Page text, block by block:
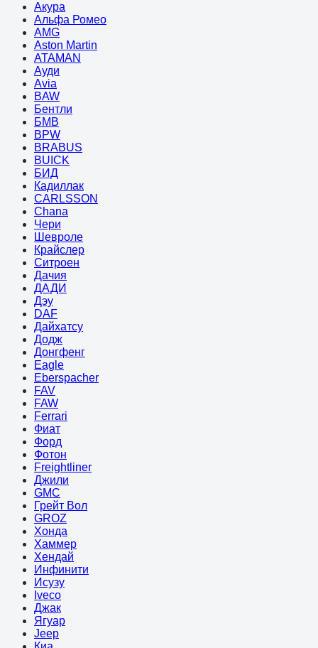
Акура
Альфа Ромео
AMG
Aston Martin
ATAMAN
Ауди
Avia
BAW
Бентли
БМВ
BPW
BRABUS
BUICK
БИД
Кадиллак
CARLSSON
Chana
Чери
Шевроле
Крайслер
Ситроен
Дачия
ДАДИ
Дэу
DAF
Дайхатсу
Додж
Донгфенг
Eagle
Eberspacher
FAV
FAW
Ferrari
Фиат
Форд
Фотон
Freightliner
Джили
GMC
Грейт Вол
GROZ
Хонда
Хаммер
Хендай
Инфинити
Исузу
Iveco
Джак
Ягуар
Jeep